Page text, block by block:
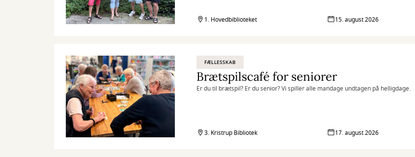
1. Hovedbiblioteket 15. august 2026
FÆLLESSKAB
Brætspilscafé for seniorer
Er du til brætspil? Er du senior? Vi spiller alle mandage undtagen på helligdage.
3. Kristrup Bibliotek 17. august 2026